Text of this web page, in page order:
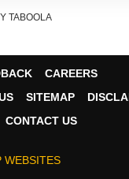
रहे थे, लेकिन हाल में
TABOOLA
CAREERS
SITEMAP
CONTACT US
WEBSITES